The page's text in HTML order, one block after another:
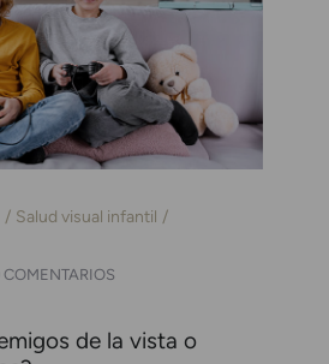
Salud visual infantil
COMENTARIOS
de la vista o